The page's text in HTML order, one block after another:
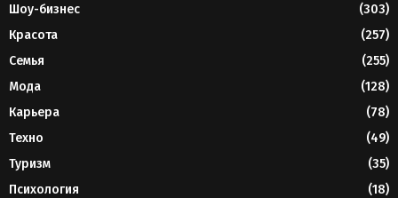
Шоу-бизнес
(303)
Красота
(257)
Семья
(255)
Мода
(128)
Карьера
(78)
Техно
(49)
Туризм
(35)
Психология
(18)